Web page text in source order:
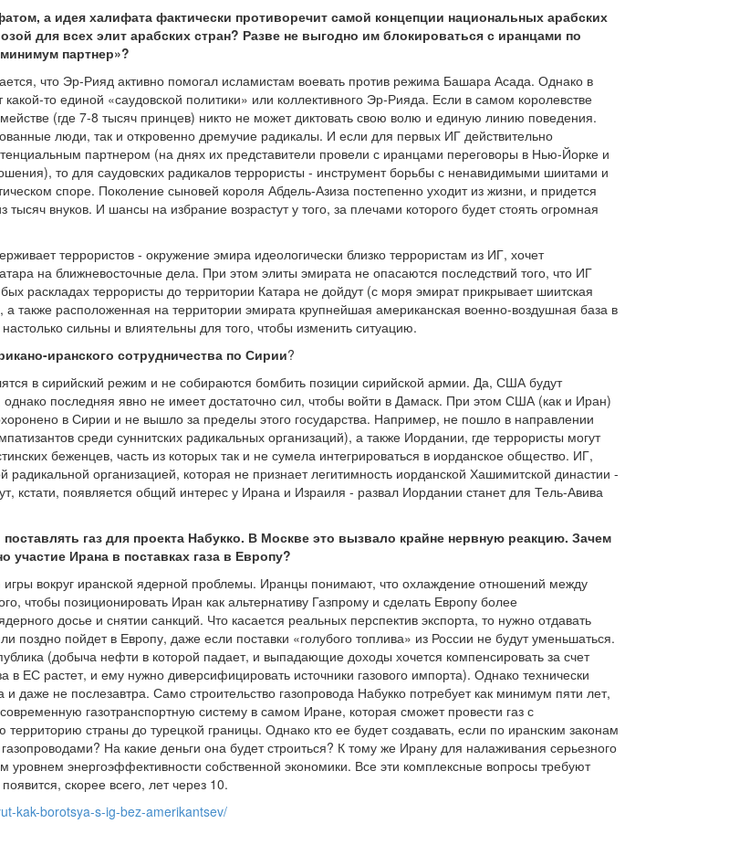
а идея халифата фактически противоречит самой концепции национальных арабских
для всех элит арабских стран? Разве не выгодно им блокироваться с иранцами по
партнер»?
что Эр-Рияд активно помогал исламистам воевать против режима Башара Асада. Однако в
то единой «саудовской политики» или коллективного Эр-Рияда. Если в самом королевстве
(где 7-8 тысяч принцев) никто не может диктовать свою волю и единую линию поведения.
люди, так и откровенно дремучие радикалы. И если для первых ИГ действительно
партнером (на днях их представители провели с иранцами переговоры в Нью-Йорке и
то для саудовских радикалов террористы - инструмент борьбы с ненавидимыми шиитами и
споре. Поколение сыновей короля Абдель-Азиза постепенно уходит из жизни, и придется
внуков. И шансы на избрание возрастут у того, за плечами которого будет стоять огромная
террористов - окружение эмира идеологически близко террористам из ИГ, хочет
на ближневосточные дела. При этом элиты эмирата не опасаются последствий того, что ИГ
раскладах террористы до территории Катара не дойдут (с моря эмират прикрывает шиитская
также расположенная на территории эмирата крупнейшая американская военно-воздушная база в
сильны и влиятельны для того, чтобы изменить ситуацию.
иранского сотрудничества по Сирии?
в сирийский режим и не собираются бомбить позиции сирийской армии. Да, США будут
последняя явно не имеет достаточно сил, чтобы войти в Дамаск. При этом США (как и Иран)
в Сирии и не вышло за пределы этого государства. Например, не пошло в направлении
среди суннитских радикальных организаций), а также Иордании, где террористы могут
беженцев, часть из которых так и не сумела интегрироваться в иорданское общество. ИГ,
организацией, которая не признает легитимность иорданской Хашимитской династии -
кстати, появляется общий интерес у Ирана и Израиля - развал Иордании станет для Тель-Авива
газ для проекта Набукко. В Москве это вызвало крайне нервную реакцию. Зачем
Ирана в поставках газа в Европу?
вокруг иранской ядерной проблемы. Иранцы понимают, что охлаждение отношений между
чтобы позиционировать Иран как альтернативу Газпрому и сделать Европу более
досье и снятии санкций. Что касается реальных перспектив экспорта, то нужно отдавать
поздно пойдет в Европу, даже если поставки «голубого топлива» из России не будут уменьшаться.
(добыча нефти в которой падает, и выпадающие доходы хочется компенсировать за счет
в ЕС растет, и ему нужно диверсифицировать источники газового импорта). Однако технически
и даже не послезавтра. Само строительство газопровода Набукко потребует как минимум пяти лет,
газотранспортную систему в самом Иране, которая сможет провести газ с
страны до турецкой границы. Однако кто ее будет создавать, если по иранским законам
На какие деньги она будет строиться? К тому же Ирану для налаживания серьезного
уровнем энергоэффективности собственной экономики. Все эти комплексные вопросы требуют
скорее всего, лет через 10.
kak-borotsya-s-ig-bez-amerikantsev/